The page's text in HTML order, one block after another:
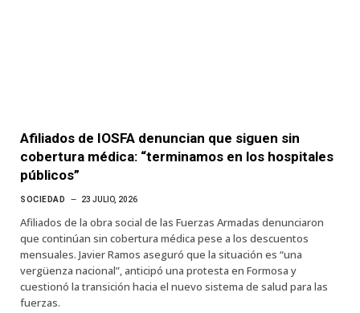
Afiliados de IOSFA denuncian que siguen sin
cobertura médica: “terminamos en los hospitales
públicos”
SOCIEDAD 23 JULIO, 2026
Afiliados de la obra social de las Fuerzas Armadas denunciaron
que continúan sin cobertura médica pese a los descuentos
mensuales. Javier Ramos aseguró que la situación es “una
vergüenza nacional”, anticipó una protesta en Formosa y
cuestionó la transición hacia el nuevo sistema de salud para las
fuerzas.